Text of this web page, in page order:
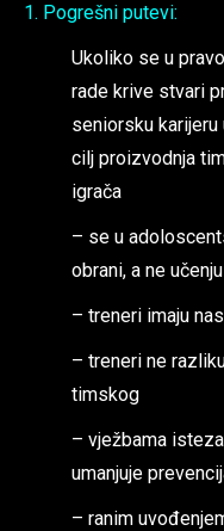
1. Pogrešni putevi:
Ukoliko se u
rade krive stvari
seniorsku karijeru
cilj proizvodnja
igrača
– se u
obrani, a ne
– treneri imaju
– treneri ne
timskog
– vježbama
umanjuje
– ranim